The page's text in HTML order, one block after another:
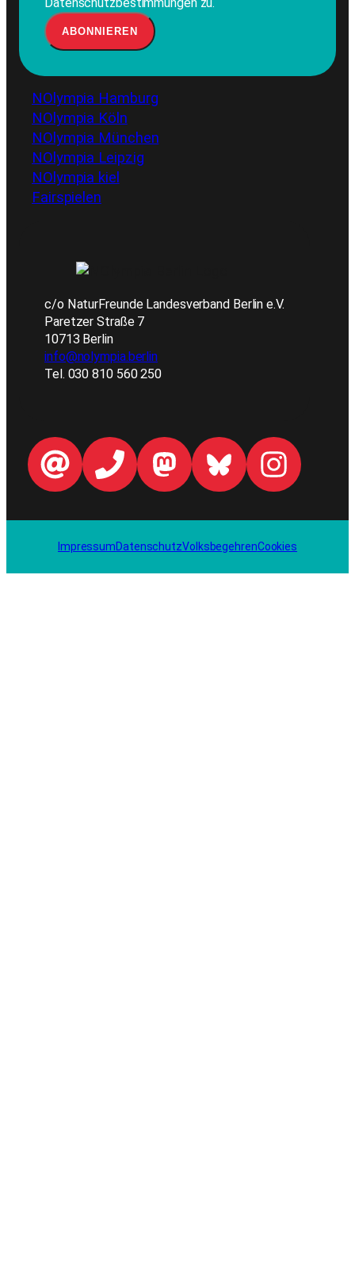
Datenschutzbestimmungen zu.
NOlympia Hamburg
NOlympia Köln
NOlympia München
NOlympia Leipzig
NOlympia kiel
Fairspielen
c/o NaturFreunde Landesverband Berlin e.V.
Paretzer Straße 7
10713 Berlin
info@nolympia.berlin
Tel. 030 810 560 250
ImpressumDatenschutzVolksbegehrenCookies